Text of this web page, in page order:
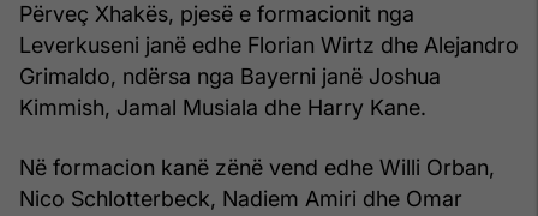
Përveç Xhakës, pjesë e formacionit nga
Leverkuseni janë edhe Florian Wirtz dhe Alejandro
Grimaldo, ndërsa nga Bayerni janë Joshua
Kimmish, Jamal Musiala dhe Harry Kane.
Në formacion kanë zënë vend edhe Willi Orban,
Nico Schlotterbeck, Nadiem Amiri dhe Omar